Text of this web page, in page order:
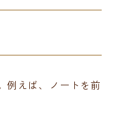
例えば、ノートを前